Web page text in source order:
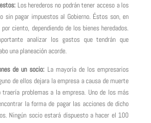
Los herederos no podrán tener acceso a los
sin pagar impuestos al Gobierno. Éstos son, en
ciento, dependiendo de los bienes heredados.
analizar los gastos que tendrán que
una planeación acorde.
de un socio: La mayoría de los empresarios
de ellos dejara la empresa a causa de muerte
traería problemas a la empresa. Uno de los más
la forma de pagar las acciones de dicho
Ningún socio estará dispuesto a hacer el 100